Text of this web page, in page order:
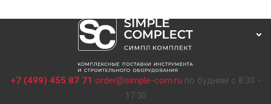
+7 (499) 455 87 71 order@simple-com.ru по будням с 8:30 -
17:30